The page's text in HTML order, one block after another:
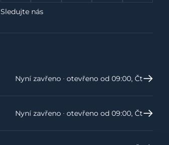
Sledujte nás
Nyní zavřeno ‧ otevřeno od 09:00, Čt
Nyní zavřeno ‧ otevřeno od 09:00, Čt